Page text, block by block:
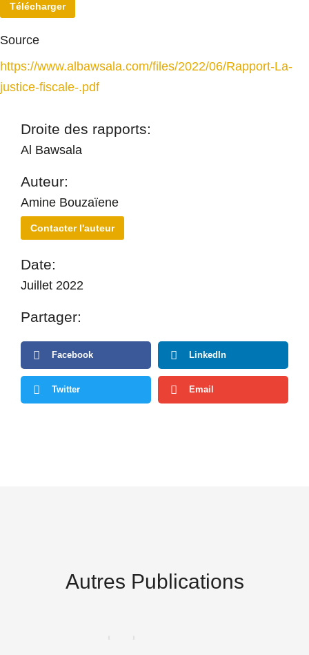
Télécharger
Source
https://www.albawsala.com/files/2022/06/Rapport-La-
justice-fiscale-.pdf
Droite des rapports:
Al Bawsala
Auteur:
Amine Bouzaïene
Contacter l'auteur
Date:
Juillet 2022
Partager:
Facebook LinkedIn
Twitter Email
Autres Publications